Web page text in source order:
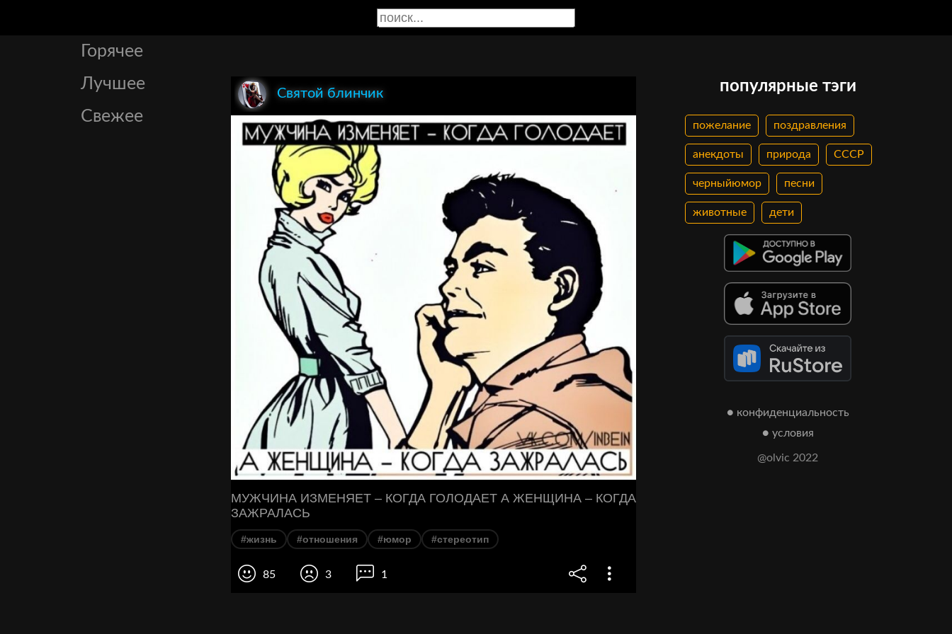
Горячее
Лучшее
Свежее
Святой блинчик
МУЖЧИНА ИЗМЕНЯЕТ – КОГДА ГОЛОДАЕТ А ЖЕНЩИНА – КОГДА
ЗАЖРАЛАСЬ
#жизнь #отношения #юмор #стереотип
85 3 1
популярные тэги
пожелание поздравления
анекдоты природа СССР
черныйюмор песни
животные дети
● конфиденциальность
● условия
@olvic 2022